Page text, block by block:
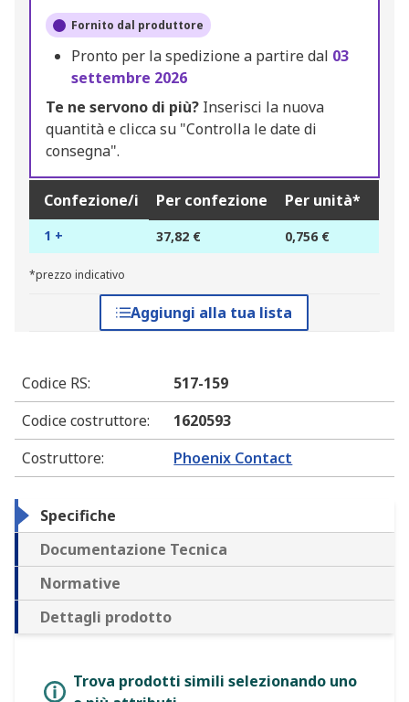
Fornito dal produttore
Pronto per la spedizione a partire dal 03
settembre 2026
Te ne servono di più? Inserisci la nuova
quantità e clicca su "Controlla le date di
consegna".
Confezione/i Per confezione Per unità*
1 + 37,82 € 0,756 €
*prezzo indicativo
Aggiungi alla tua lista
Codice RS:
517-159
Codice costruttore:
1620593
Costruttore: Phoenix Contact
Specifiche
Documentazione Tecnica
Normative
Dettagli prodotto
Trova prodotti simili selezionando uno